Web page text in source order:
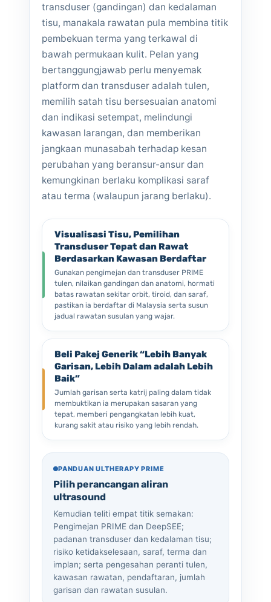
transduser (gandingan) dan kedalaman
tisu, manakala rawatan pula membina titik
pembekuan terma yang terkawal di
bawah permukaan kulit. Pelan yang
bertanggungjawab perlu menyemak
platform dan transduser adalah tulen,
memilih satah tisu bersesuaian anatomi
dan indikasi setempat, melindungi
kawasan larangan, dan memberikan
jangkaan munasabah terhadap kesan
perubahan yang beransur-ansur dan
kemungkinan berlaku komplikasi saraf
atau terma (walaupun jarang berlaku).
Visualisasi Tisu, Pemilihan
Transduser Tepat dan Rawat
Berdasarkan Kawasan Berdaftar
Gunakan pengimejan dan transduser PRIME
tulen, nilaikan gandingan dan anatomi, hormati
batas rawatan sekitar orbit, tiroid, dan saraf,
pastikan ia berdaftar di Malaysia serta susun
jadual rawatan susulan yang wajar.
Beli Pakej Generik “Lebih Banyak
Garisan, Lebih Dalam adalah Lebih
Baik”
Jumlah garisan serta katrij paling dalam tidak
membuktikan ia merupakan sasaran yang
tepat, memberi pengangkatan lebih kuat,
kurang sakit atau risiko yang lebih rendah.
PANDUAN ULTHERAPY PRIME
Pilih perancangan aliran
ultrasound
Kemudian teliti empat titik semakan:
Pengimejan PRIME dan DeepSEE;
padanan transduser dan kedalaman tisu;
risiko ketidakselesaan, saraf, terma dan
implan; serta pengesahan peranti tulen,
kawasan rawatan, pendaftaran, jumlah
garisan dan rawatan susulan.